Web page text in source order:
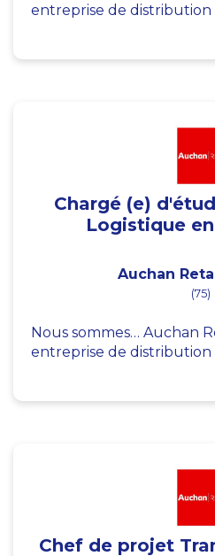
entreprise de distribution
Chargé (e)
Logistique
Auchan
(75)
Nous sommes… Auchan
entreprise de distribution
Chef de projet